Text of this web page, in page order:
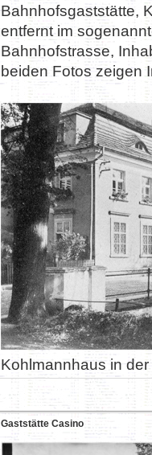
Bahnhofsgaststätte,
entfernt im
Bahnhofstrasse,
beiden Fotos zeigen
Kohlmannhaus in
Gaststätte Casino